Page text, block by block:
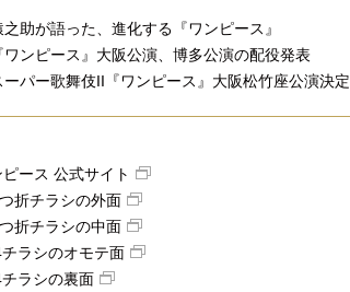
之助が語った、進化する『ワンピース』
ワンピース』大阪公演、博多公演の配役発表
ーパー歌舞伎II『ワンピース』大阪松竹座公演決定
ピース 公式サイト
折チラシの外面
折チラシの中面
ラシのオモテ面
ラシの裏面